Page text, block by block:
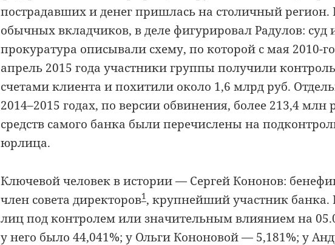
пострадавших и денег пришлась на столичный
обычных вкладчиков, в деле фигурировал Радулов: суд
прокуратура описывали схему, по которой с мая 2010-
апрель 2015 года участники группы получили
счетами клиента и похитили около 1,6 млрд руб.
2014–2015 годах, по версии обвинения, более 213,4 млн
средств самого банка были перечислены на
юрлица.
Ключевой человек в истории — Сергей Кононов:
член совета директоров1, крупнейший участник банка.
лиц под контролем или значительным влиянием на
у него было 44,041%; у Ольги Кононовой — 5,181%; у